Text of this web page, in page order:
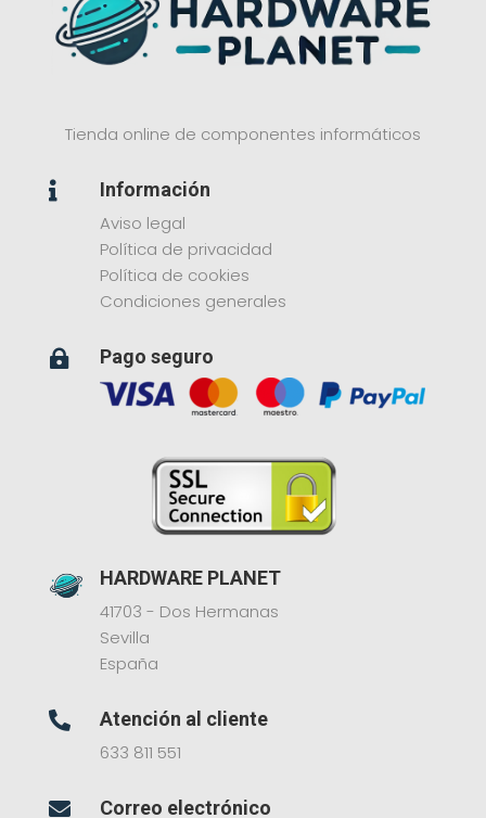
Tienda online de componentes informáticos

Información
Aviso legal
Política de privacidad
Política de cookies
Condiciones generales
 Pago seguro
HARDWARE PLANET
41703 - Dos Hermanas
Sevilla
España

Atención al cliente
633 811 551
 Correo electrónico